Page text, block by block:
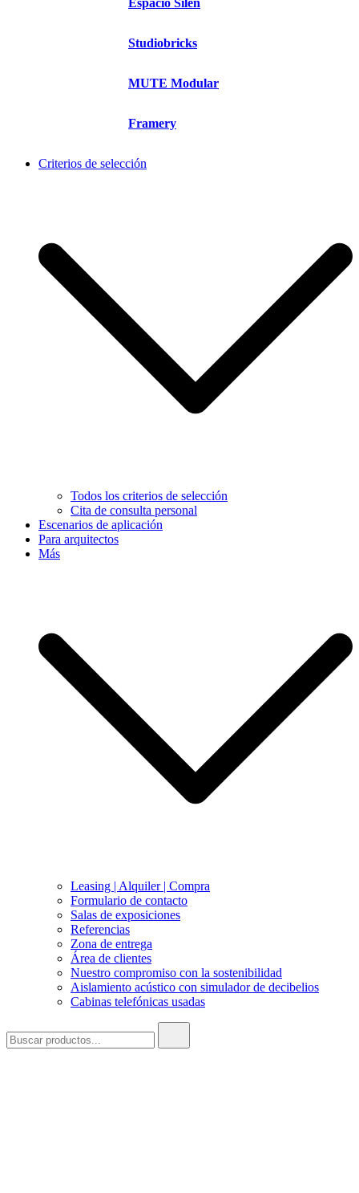
Espacio Silen
Studiobricks
MUTE Modular
Framery
Criterios de selección
Todos los criterios de selección
Cita de consulta personal
Escenarios de aplicación
Para arquitectos
Más
Leasing | Alquiler | Compra
Formulario de contacto
Salas de exposiciones
Referencias
Zona de entrega
Área de clientes
Nuestro compromiso con la sostenibilidad
Aislamiento acústico con simulador de decibelios
Cabinas telefónicas usadas